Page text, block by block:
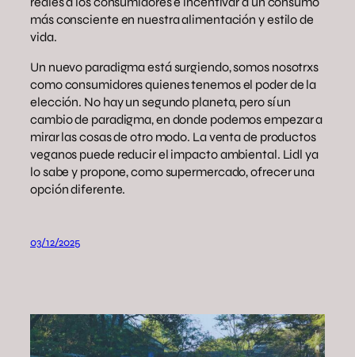
más consciente en nuestra alimentación y estilo de
vida.
Un nuevo paradigma está surgiendo, somos nosotrxs
como consumidores quienes tenemos el poder de la
elección. No hay un segundo planeta, pero sí un
cambio de paradigma, en donde podemos empezar a
mirar las cosas de otro modo. La venta de productos
veganos puede reducir el impacto ambiental. Lidl ya
lo sabe y propone, como supermercado, ofrecer una
opción diferente.
03/12/2025